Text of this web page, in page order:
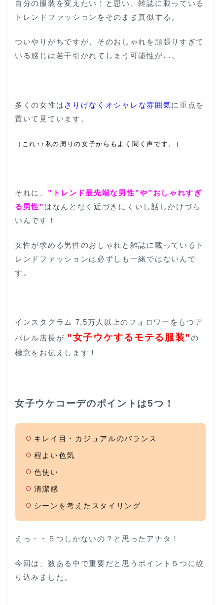
自分の服装を変えたい！と思い、雑誌に載っている
トレンドファッションをそのまま真似する。
ついやりがちですが、そのおしゃれを頑張りすぎて
いる感じは若干引かれてしまう可能性が…。
多くの女性は さりげなくオシャレな雰囲気に重点を
置いて見ています。
（これ↑↑私の周りの女子からもよく聞く声です。）
それに、 ”トレンド最先端な男性”や”おしゃれすぎ
る男性” はなんとなく近づきにくいし話しかけづら
いんです！
女性が求める男性のおしゃれと雑誌に載っているト
レンドファッションは必ずしも一緒ではないんで
す。
インスタグラム 7,5万人以上のフォロワーをもつア
パレル店長が ”女子ウケするモテる服装”の
極意をお伝えします！
女子ウケコーデのポイントは5つ！
キレイ目・カジュアルのバランス
程よい色気
色使い
清潔感
シーンを考えたスタイリング
えっ・・５つしかないの？と思ったアナタ！
今回は、数ある中で重要だと思うポイント５つに絞
り込みました。